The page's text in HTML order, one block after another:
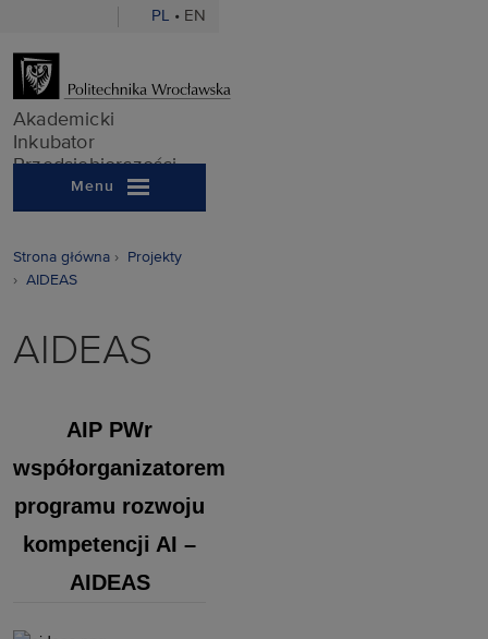
PL • EN
Akademicki
Inkubator
Przedsiębiorczości
Menu
Strona główna
Projekty
AIDEAS
AIDEAS
AIP PWr
współorganizatorem
programu rozwoju
kompetencji AI –
AIDEAS